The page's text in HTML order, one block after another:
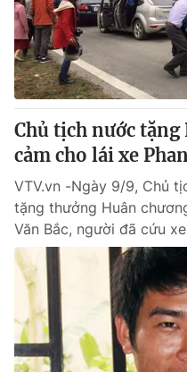
Chủ tịch nước
cảm cho lái xe
VTV.vn -Ngày 9/9, Chủ
tặng thưởng Huân
Văn Bắc, người đã cứu